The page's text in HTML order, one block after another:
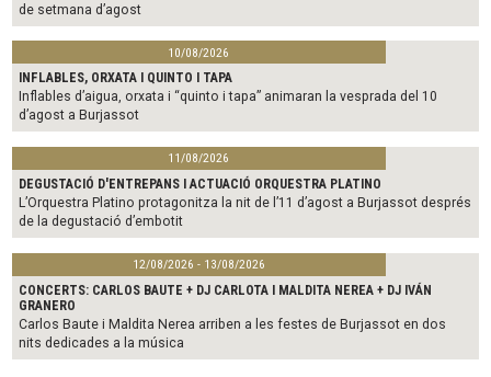
de setmana d’agost
10/08/2026
INFLABLES, ORXATA I QUINTO I TAPA
Inflables d’aigua, orxata i “quinto i tapa” animaran la vesprada del 10
d’agost a Burjassot
11/08/2026
DEGUSTACIÓ D'ENTREPANS I ACTUACIÓ ORQUESTRA PLATINO
L’Orquestra Platino protagonitza la nit de l’11 d’agost a Burjassot després
de la degustació d’embotit
12/08/2026 - 13/08/2026
CONCERTS: CARLOS BAUTE + DJ CARLOTA I MALDITA NEREA + DJ IVÁN
GRANERO
Carlos Baute i Maldita Nerea arriben a les festes de Burjassot en dos
nits dedicades a la música